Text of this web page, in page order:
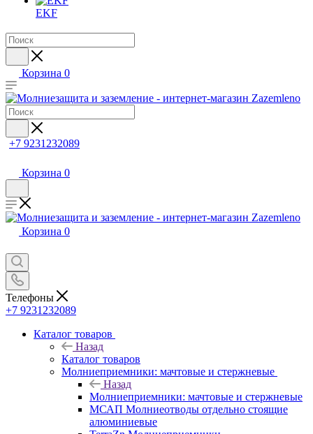
EKF
Корзина 0
+7 9231232089
Корзина 0
Корзина 0
Телефоны
+7 9231232089
Каталог товаров
Назад
Каталог товаров
Молниеприемники: мачтовые и стержневые
Назад
Молниеприемники: мачтовые и стержневые
МСАП Молниеотводы отдельно стоящие
алюминиевые